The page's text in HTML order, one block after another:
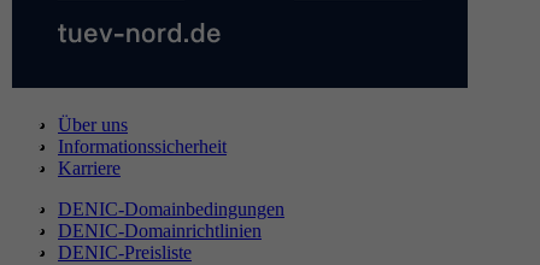
Über uns
Informationssicherheit
Karriere
DENIC-Domainbedingungen
DENIC-Domainrichtlinien
DENIC-Preisliste